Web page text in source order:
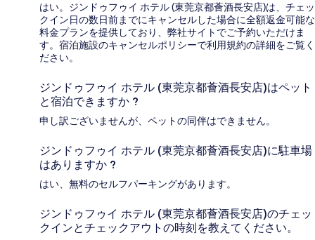
はい。ジンドゥフゥイ ホテル (東莞京都薈酒長安店)は、チェッ
クイン日の数日前までにキャンセルした場合に全額返金可能な
料金プランを提供しており、弊社サイトでご予約いただけま
す。宿泊施設のキャンセルポリシーで利用規約の詳細をご覧く
ださい。
ジンドゥフゥイ ホテル (東莞京都薈酒長安店)はペット
と宿泊できますか ?
申し訳ございませんが、ペットの同伴はできません。
ジンドゥフゥイ ホテル (東莞京都薈酒長安店)に駐車場
はありますか ?
はい、無料のセルフパーキングがあります。
ジンドゥフゥイ ホテル (東莞京都薈酒長安店)のチェッ
クインとチェックアウトの時刻を教えてください。